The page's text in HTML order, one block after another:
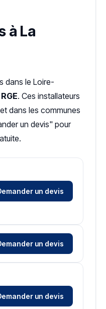
à La
dans le Loire-
. Ces installateurs
dans les communes
un devis" pour
un devis
un devis
un devis